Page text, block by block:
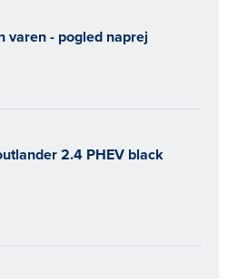
varen - pogled naprej
2.4 PHEV black